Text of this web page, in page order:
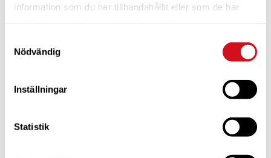
information som du har tillhandahållit eller som de har
Nödvändig
Inställningar
Statistik
Bli medlem idag.